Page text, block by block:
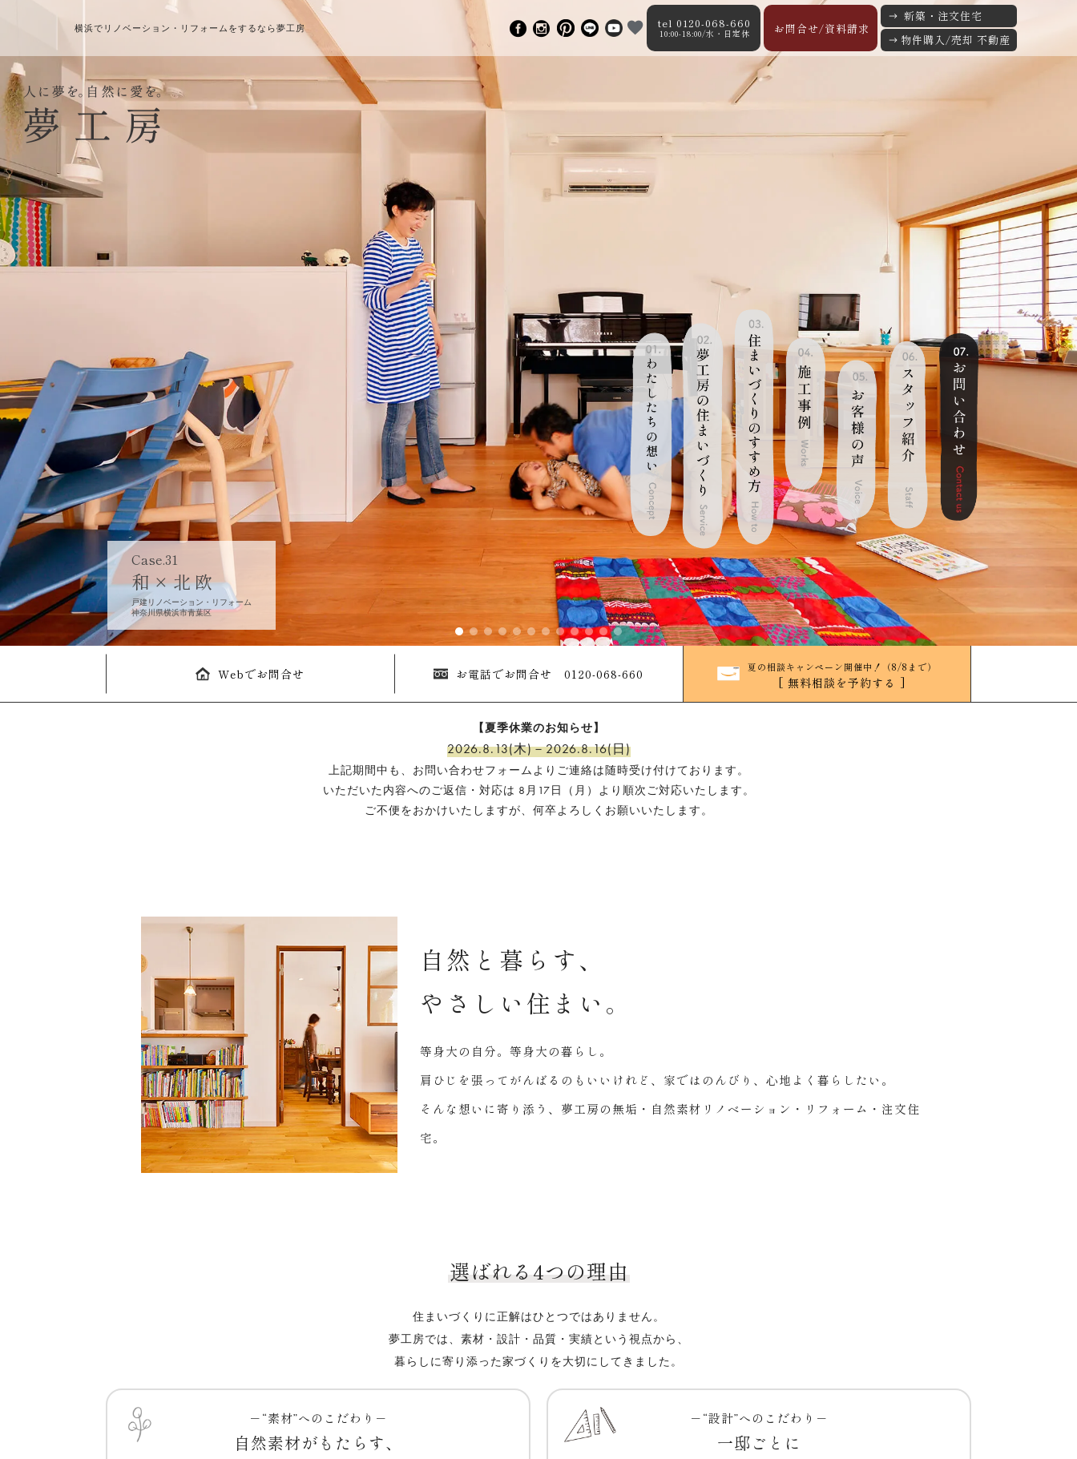
横浜でリノベーション・リフォームをするなら夢工房 tel 0120-068-660
10:00-18:00/水・日定休 お問合せ/資料請求
新築・注文住宅
物件購入/売却 不動産
Case.31
和×北欧
戸建リノベーション・リフォーム
神奈川県横浜市青葉区
Webでお問合せ お電話でお問合せ 0120-068-660 夏の相談キャンペーン開催中！（8/8まで）
[ 無料相談を予約する ]
【夏季休業のお知らせ】
2026.8.13(木)－2026.8.16(日)
上記期間中も、お問い合わせフォームよりご連絡は随時受け付けております。
いただいた内容へのご返信・対応は 8月17日（月）より順次ご対応いたします。
ご不便をおかけいたしますが、何卒よろしくお願いいたします。
自然と暮らす、
やさしい住まい。
等身大の自分。等身大の暮らし。
肩ひじを張ってがんばるのもいいけれど、 家ではのんびり、心地よく暮らしたい。
そんな想いに寄り添う、 夢工房の無垢・自然素材 リノベーション・リフォーム・注文住
宅。
選ばれる4つの理由
住まいづくりに正解はひとつではありません。
夢工房では、素材・設計・品質・実績という視点から、
暮らしに寄り添った家づくりを大切にしてきました。
－“素材”へのこだわり－
自然素材がもたらす、
－“設計”へのこだわり－
一邸ごとに